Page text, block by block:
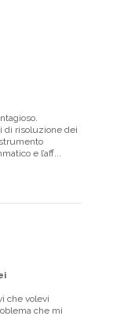
di risoluzione dei
e l’aff...
che volevi
che mi